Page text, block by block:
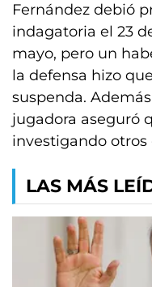
Fernández debió
indagatoria el 23
mayo, pero un
la defensa hizo
suspenda.
jugadora aseguró
investigando otros
LAS MÁS